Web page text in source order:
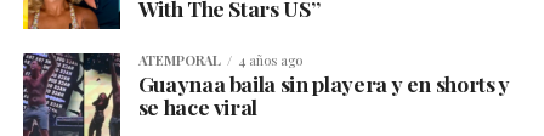
With The Stars US”
ATEMPORAL 4 años ago
Guaynaa baila sin playera y en shorts y
se hace viral